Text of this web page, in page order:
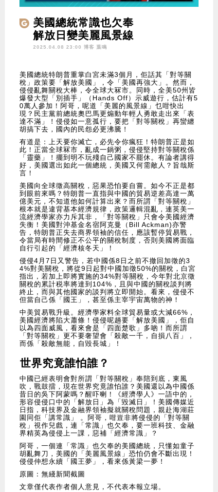
美國總統常識也欠奉
解放日變美麗風景線
2025.04.08 23:00 博客 葉鳴
美國總統特朗普重掌白宮未滿3個月，佢話其「對等關
稅」政策要「解放美國」，令「美國再強大」。然而，
侵侵亂舞關稅大棒，令全球大冧市。同時，全美50州皆
爆發大型「別插手」（Hands Off）示威遊行，估計有5
0萬人參加！阿哥，呢道「美麗的風景線」乜咁快出
現？民主黨前總統奧巴馬更煽動年輕人勇敢走出來「表
達不滿」！侵侵如一意孤行，要把「對等關稅」再蠻纏
胡搞下去，國內的民怨必更沸騰！
有道是：上天要你滅亡，必先令你瘋狂！特朗普正是如
此！正當全球冧市，亂成一鍋粥，侵侵堅持對等關稅係
「靈藥」！擺到明不玩殘自己國家不罷休。有論者講得
好，美國選出如此一個總統，美國又何需敵人？旨哉斯
言！
美國向全球徵高關稅，惡果恐怕要自嘗。如今不正是都
到眼前來嗎？特朗普一直指與中國的貿易逆差高達一萬
億美元，不知道他如何計算出來？而所謂「對等關稅」
根本就是違背基本經濟規律，政策邏輯混亂，連英美一
流經濟學家亦力斥其非，「對等關稅」只會令美國經濟
失衡！美國對沖基金名宿阿克曼（Bill Ackman)亦警
告，特朗普正失去商界領袖的信任，應該暫停貿易戰，
令當局有時間修正不公平的關稅制度，否則美國將面臨
自行引起的「經濟核冬天」！
侵侵4月7日又警告，若中國係8日之前不撤回加徵的3
4% 對美關稅，將從9日起對中國加徵50%的關稅，白宮
指出，若加上即將實施的34%對等關稅，今年對北京徵
關稅的累計税率將達到104%，且與中國的關稅談判將
終止，而與其他國家的談判將立即開始。看來，侵侵不
但當自己係「國王」，甚至係主宰宇宙萬物的神！
中美貿易戰升級。經濟學家料全球貿易量或大減66%，
美國經濟將陷大蕭條！侵侵呢趟要「解放美國」，佢自
以為四面威風，看來會是「四面楚歌」多啲！而所謂
「對等關稅」更不要奢望會「殺敵一千，自損八百」，
而係「殺敵無能，自毀長城」！
世界究竟誰怕誰？
中國已經表明會對所謂「對等關稅」奉陪到底，東風
吹，戰鼓擂，現在世界究竟誰怕誰？美國還以為中國係
昔日的吳下阿蒙嗎？醒吓喇！《經濟學人》一語中的，
形容侵侵口中的「解放日」為「毀滅日」！美國傳媒近
日指，科技界及金融界領袖擬就關稅問題，親赴海湖莊
園同佢「講常識」 。阿哥，咁豈非將侵侵的「對等關
稅」視作兒戲，連「常識」也欠奉，要一班科技、金融
界精英為侵侵上一課，惡補「經濟常識」？
阿哥，一個連「常識」也欠奉的美國總統，只懂如童子
胡亂舞刀，美國的「美麗風景線」恐怕仍會不斷出現！
侵侵仲想永續「國王夢」，看來係黃梁一夢！
原圖：無綫新聞截圖
文章僅代表作者個人意見，不代表本報立場。